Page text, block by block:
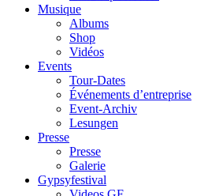
Musique
Albums
Shop
Vidéos
Events
Tour-Dates
Événements d’entreprise
Event-Archiv
Lesungen
Presse
Presse
Galerie
Gypsyfestival